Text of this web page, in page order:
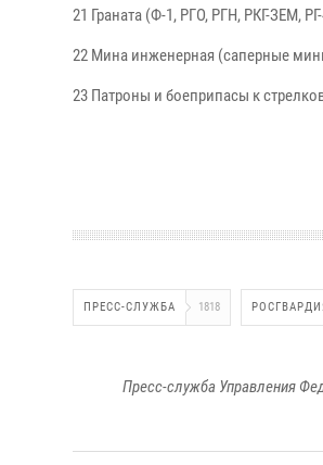
21 Граната (Ф-1, РГО, РГН, РКГ-ЗЕМ,
22 Мина инженерная (саперные
23 Патроны и боеприпасы к
ПРЕСС-СЛУЖБА 1818
Пресс-служба Управления